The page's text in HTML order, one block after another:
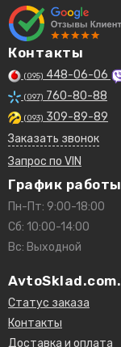
Контакты
(095) 448-06-06
(097) 760-80-88
(093) 309-89-89
Заказать звонок
Запрос по VIN
График работы
Пн-Пт: 9:00-18:00
Сб: 10:00-14:00
Вс: Выходной
Статус заказа
Контакты
Доставка и оплата